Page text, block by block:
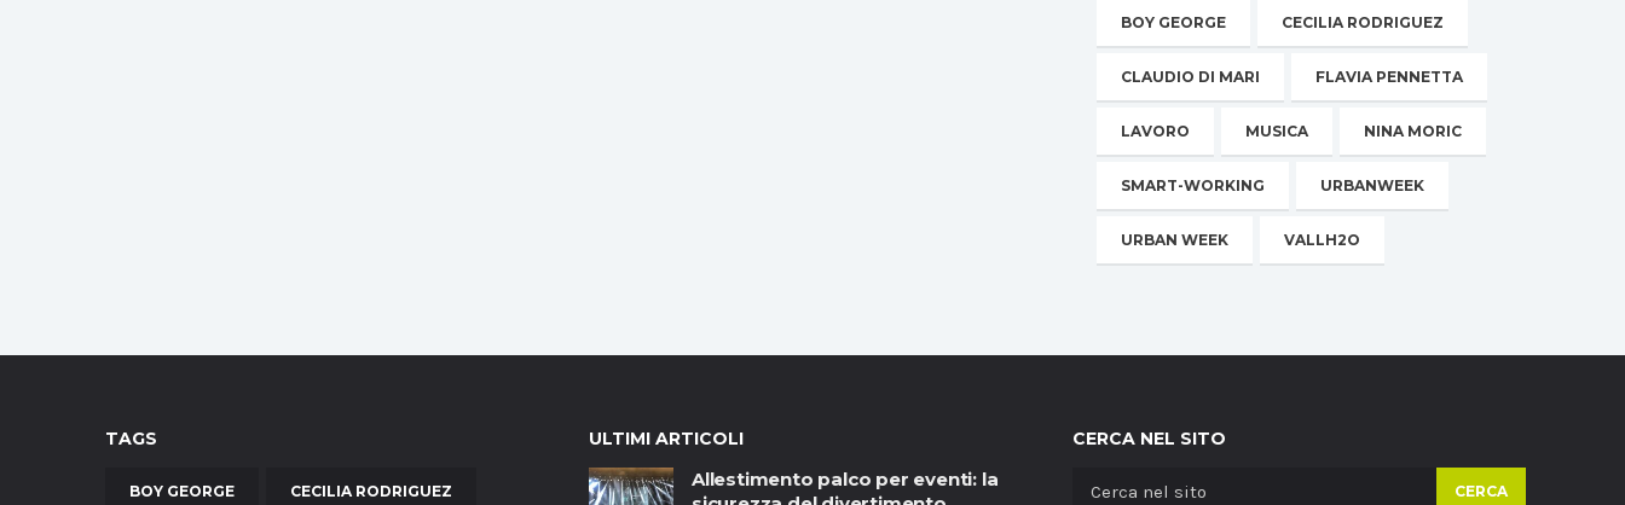
BOY GEORGE CECILIA RODRIGUEZ
CLAUDIO DI MARI FLAVIA PENNETTA
LAVORO MUSICA NINA MORIC
SMART-WORKING URBANWEEK
URBAN WEEK VALLH2O
TAGS
BOY GEORGE CECILIA RODRIGUEZ
ULTIMI ARTICOLI
Allestimento palco per eventi: la
CERCA NEL SITO
CERCA